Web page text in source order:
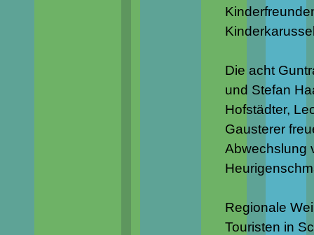
Die acht
und Stefan
Hofstädter,
Gausterer
Abwechslung
Regionale
Touristen in